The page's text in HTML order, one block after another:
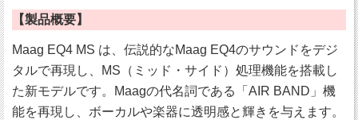
【製品概要】
Maag EQ4 MS は、伝説的なMaag EQ4のサウンドをデジ
タルで再現し、MS（ミッド・サイド）処理機能を搭載し
た新モデルです。Maagの代名詞である「AIR BAND」機
能を再現し、ボーカルや楽器に透明感と輝きを与えます。